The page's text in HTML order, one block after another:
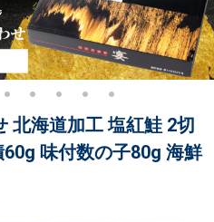
北海道加工 塩紅鮭 2切
味付数の子80g 海鮮